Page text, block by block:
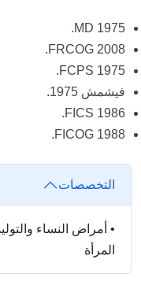
MD 1975.
FRCOG 2008.
FCPS 1975.
فيشمش 1975.
FICS 1986.
FICOG 1988.
التخصصات
• أمراض النساء
المرأة